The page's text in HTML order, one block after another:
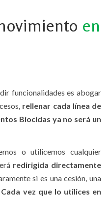
en
funcionalidades es abogar
rellenar cada línea de
Biocidas ya no será un
o utilicemos cualquier
redirigida directamente
si es una cesión, una
Cada vez que lo utilices en